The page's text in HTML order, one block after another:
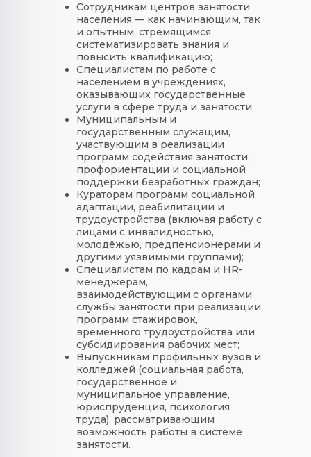
Сотрудникам центров занятости
населения — как начинающим, так
и опытным, стремящимся
систематизировать знания и
повысить квалификацию;
Специалистам по работе с
населением в учреждениях,
оказывающих государственные
услуги в сфере труда и занятости;
Муниципальным и
государственным служащим,
участвующим в реализации
программ содействия занятости,
профориентации и социальной
поддержки безработных граждан;
Кураторам программ социальной
адаптации, реабилитации и
трудоустройства (включая работу с
лицами с инвалидностью,
молодёжью, предпенсионерами и
другими уязвимыми группами);
Специалистам по кадрам и HR-
менеджерам,
взаимодействующим с органами
службы занятости при реализации
программ стажировок,
временного трудоустройства или
субсидирования рабочих мест;
Выпускникам профильных вузов и
колледжей (социальная работа,
государственное и
муниципальное управление,
юриспруденция, психология
труда), рассматривающим
возможность работы в системе
занятости.